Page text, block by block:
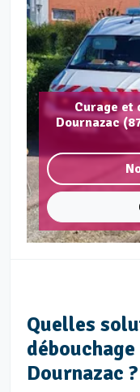
Curage et
Dournazac
Quelles
Dournazac ?